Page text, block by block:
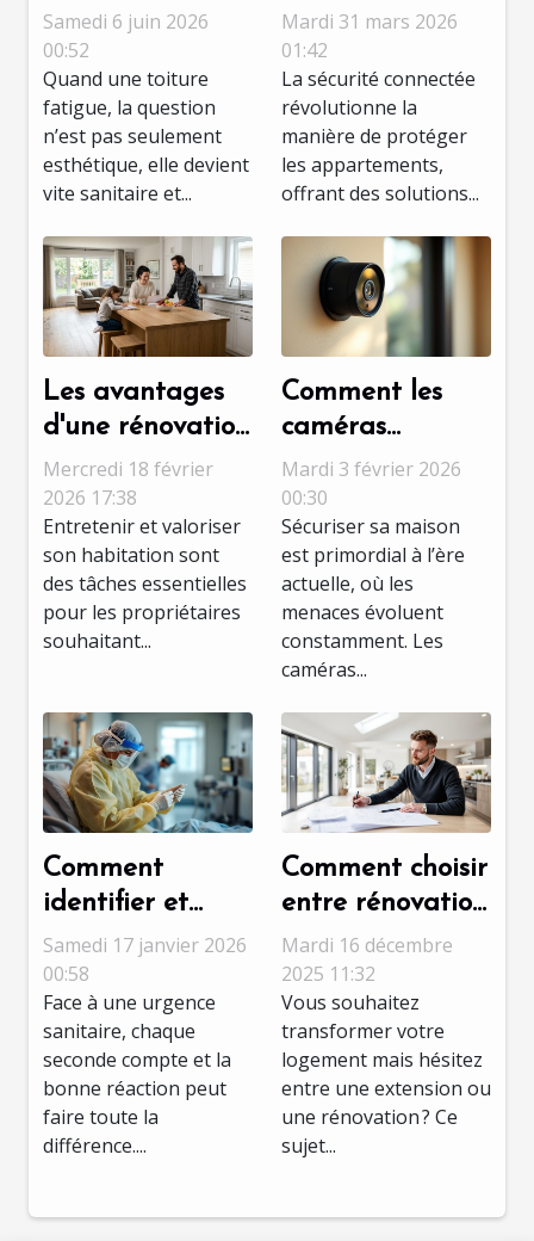
meilleur
couvreur à Tours
pour une
rénovation sans
accroc
Samedi 6 juin 2026
00:52
Quand une toiture
fatigue, la question
n’est pas seulement
esthétique, elle devient
vite sanitaire et...
sécurité
connectée pour
les
appartements ?
Mardi 31 mars 2026
01:42
La sécurité connectée
révolutionne la
manière de protéger
les appartements,
offrant des solutions...
Les avantages
d'une rénovation
multiservices
pour maintenir
la valeur de
votre maison
Mercredi 18 février
2026 17:38
Entretenir et valoriser
son habitation sont
des tâches essentielles
pour les propriétaires
souhaitant...
Comment les
caméras
discrètes
améliorent-elles
la sécurité
domestique ?
Mardi 3 février 2026
00:30
Sécuriser sa maison
est primordial à l’ère
actuelle, où les
menaces évoluent
constamment. Les
caméras...
Comment
identifier et
réagir face à
une urgence
sanitaire ?
Samedi 17 janvier 2026
00:58
Face à une urgence
sanitaire, chaque
seconde compte et la
bonne réaction peut
faire toute la
différence....
Comment choisir
entre rénovation
et extension
pour optimiser
votre espace ?
Mardi 16 décembre
2025 11:32
Vous souhaitez
transformer votre
logement mais hésitez
entre une extension ou
une rénovation ? Ce
sujet...